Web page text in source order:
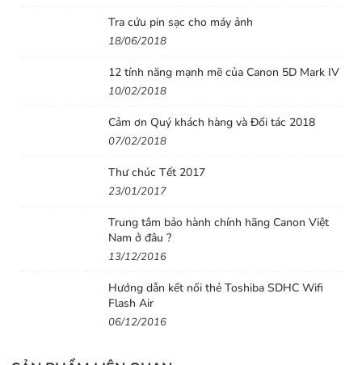
Advanced A+ Assist
Trải nghiệm niềm vui của nhiếp ảnh sáng tạo với loạt
A+ Assist mang lại hình ảnh tuyệt vời ngay cả ở các tình
sáng quá mức sẽ tự động được chỉnh giảm để bạn có thể
chụp cảnh động hoặc chân dung sáng, hoặc chụp nhiều
có đốp ảnh sâu hơn.
Tra cứu pin sạc cho máy ảnh
18/06/2018
12 tính năng mạnh mẽ của Canon 5D Mark IV
10/02/2018
Cảm ơn Quý khách hàng và Đối tác 2018
07/02/2018
Thư chúc Tết 2017
23/01/2017
Trung tâm bảo hành chính hãng Canon Việt
Nam ở đâu ?
13/12/2016
Hướng dẫn kết nối thẻ Toshiba SDHC Wifi
Flash Air
06/12/2016